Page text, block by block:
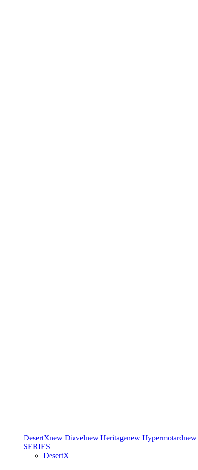
DesertXnew Diavelnew Heritagenew Hypermotardnew
SERIES
DesertX